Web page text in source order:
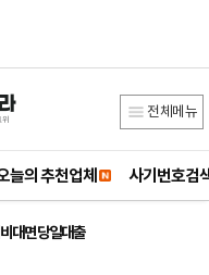
전체메뉴
늘의 추천업체 사기번호검
대면 당일대출